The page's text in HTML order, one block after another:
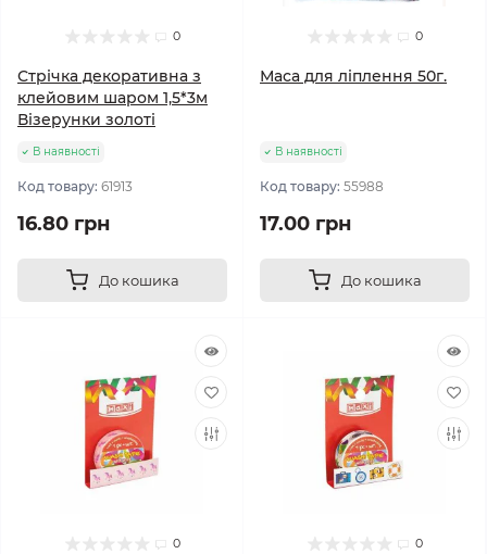
0
Стрічка декоративна з
клейовим шаром 1,5*3м
Візерунки золоті
В наявності
Код товару: 61913
16.80 грн
До кошика
0
Маса для ліплення 50г.
В наявності
Код товару: 55988
17.00 грн
До кошика
0 0